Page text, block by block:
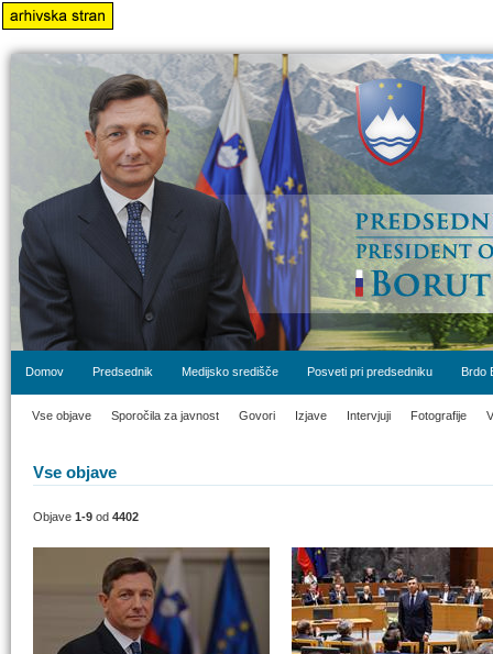
Domov Predsednik Medijsko središče Posveti pri predsedniku Brdo
Vse objave Sporočila za javnost Govori Izjave Intervjuji Fotografije
Vse objave
Objave 1-9 od 4402